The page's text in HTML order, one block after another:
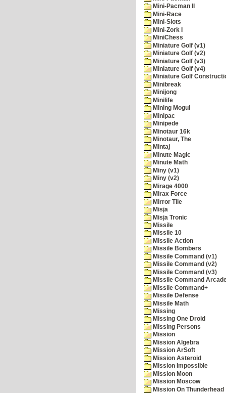
Mini-Pacman II
Mini-Race
Mini-Slots
Mini-Zork I
MiniChess
Miniature Golf (v1)
Miniature Golf (v2)
Miniature Golf (v3)
Miniature Golf (v4)
Miniature Golf
Minibreak
Minijong
Minilife
Mining Mogul
Minipac
Minipede
Minotaur 16k
Minotaur, The
Mintaj
Minute Magic
Minute Math
Miny (v1)
Miny (v2)
Mirage 4000
Mirax Force
Mirror Tile
Misja
Misja Tronic
Missile
Missile 10
Missile Action
Missile Bombers
Missile Command (v1)
Missile Command (v2)
Missile Command (v3)
Missile Command
Missile Command+
Missile Defense
Missile Math
Missing
Missing One Droid
Missing Persons
Mission
Mission Algebra
Mission ArSoft
Mission Asteroid
Mission Impossible
Mission Moon
Mission Moscow
Mission On Thunderhead